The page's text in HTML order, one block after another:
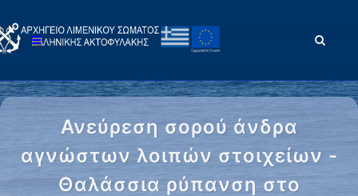
Ανεύρεση σορού άνδρα
αγνώστων λοιπών στοιχείων -
Θαλάσσια ρύπανση στο